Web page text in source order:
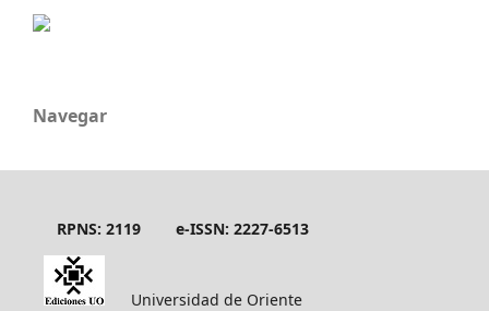
Navegar
RPNS: 2119 e-ISSN: 2227-6513
Universidad de Oriente